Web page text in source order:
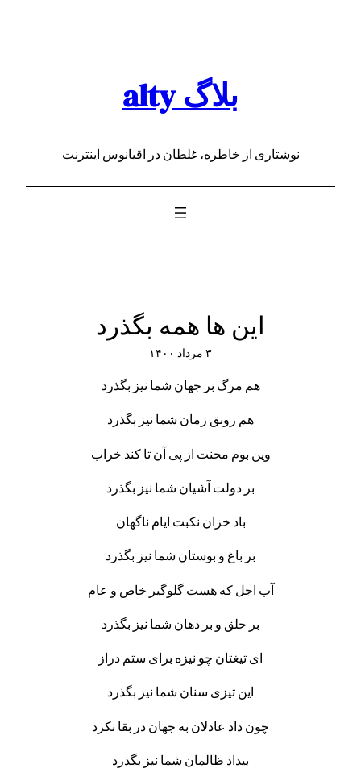
بلاگ alty
نوشتاری از خاطره، غلطان در اقیانوس اینترنت
این ها همه بگذرد
۳ مرداد ۱۴۰۰
هم مرگ بر جهان شما نیز بگذرد
هم رونق زمان شما نیز بگذرد
وین بوم محنت از پی آن تا کند خراب
بر دولت آشیان شما نیز بگذرد
باد خزان نکبت ایام ناگهان
بر باغ و بوستان شما نیز بگذرد
آب اجل که هست گلوگیر خاص و عام
بر حلق و بر دهان شما نیز بگذرد
ای تیغتان چو نیزه برای ستم دراز
این تیزی سنان شما نیز بگذرد
چون داد عادلان به جهان در بقا نکرد
بیداد ظالمان شما نیز بگذرد